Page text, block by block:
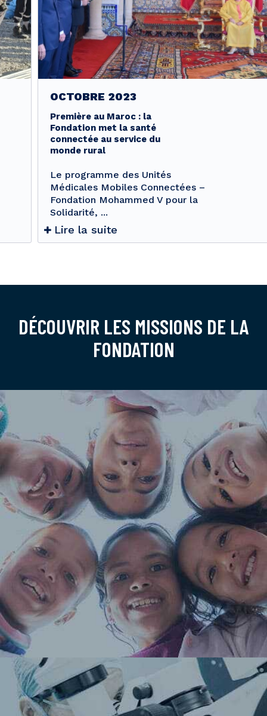
OCTOBRE 2023
Première au Maroc : la
Fondation met la santé
connectée au service du
monde rural
Le programme des Unités
Médicales Mobiles Connectées –
Fondation Mohammed V pour la
Solidarité, ...
Lire la suite
DÉCOUVRIR LES MISSIONS DE LA
FONDATION